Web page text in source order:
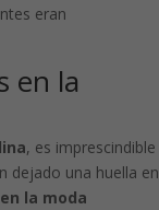
eran
en la
, es imprescindible
dejado una huella en
la moda